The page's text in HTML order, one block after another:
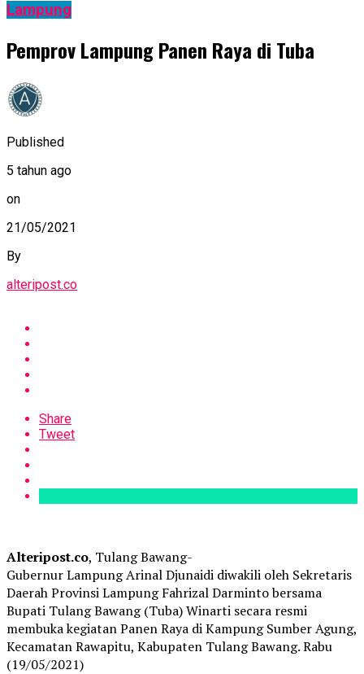
Lampung
Pemprov Lampung Panen Raya di Tuba
Published
5 tahun ago
on
21/05/2021
By
alteripost.co
Share
Tweet
Alteripost.co, Tulang Bawang-
Gubernur Lampung Arinal Djunaidi diwakili oleh Sekretaris
Daerah Provinsi Lampung Fahrizal Darminto bersama
Bupati Tulang Bawang (Tuba) Winarti secara resmi
membuka kegiatan Panen Raya di Kampung Sumber Agung,
Kecamatan Rawapitu, Kabupaten Tulang Bawang. Rabu
(19/05/2021)